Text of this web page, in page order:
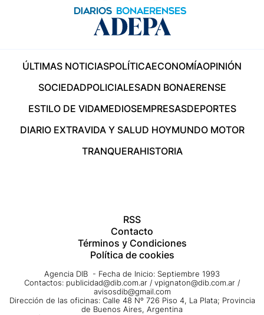
ÚLTIMAS NOTICIASPOLÍTICAECONOMÍAOPINIÓN
SOCIEDADPOLICIALESADN BONAERENSE
ESTILO DE VIDAMEDIOSEMPRESASDEPORTES
DIARIO EXTRAVIDA Y SALUD HOYMUNDO MOTOR
TRANQUERAHISTORIA
RSS
Contacto
Términos y Condiciones
Política de cookies
Agencia DIB - Fecha de Inicio: Septiembre 1993
Contactos: publicidad@dib.com.ar / vpignaton@dib.com.ar /
avisosdib@gmail.com
Dirección de las oficinas: Calle 48 Nº 726 Piso 4, La Plata; Provincia
de Buenos Aires, Argentina